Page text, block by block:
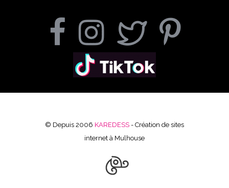
© Depuis 2006 KAREDESS - Création de sites
internet à Mulhouse